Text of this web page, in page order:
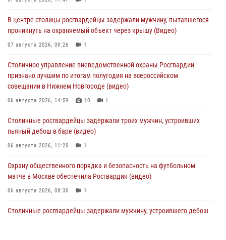
В центре столицы росгвардейцы задержали мужчину, пытавшегося
проникнуть на охраняемый объект через крышу (Видео)
07 августа 2026, 09:26 1
Столичное управление вневедомственной охраны Росгвардии
признано лучшим по итогам полугодия на всероссийском
совещании в Нижнем Новгороде (видео)
06 августа 2026, 14:59 10 1
Столичные росгвардейцы задержали троих мужчин, устроивших
пьяный дебош в баре (видео)
06 августа 2026, 11:20 1
Охрану общественного порядка и безопасность на футбольном
матче в Москве обеспечила Росгвардия (видео)
06 августа 2026, 08:30 1
Столичные росгвардейцы задержали мужчину, устроившего дебош